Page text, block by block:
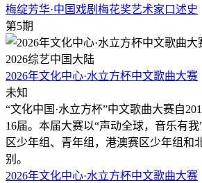
梅绽芳华·中国戏剧梅花奖艺术家口述史
第5期
2026综艺中国大陆
2026年文化中心·水立方杯中文歌曲大赛
未知
“文化中国·水立方杯”中文歌曲大赛自
16届。本届大赛以“声动全球，音乐有
区少年组、青年组，港澳赛区少年组和
别。
2026年文化中心·水立方杯中文歌曲大赛